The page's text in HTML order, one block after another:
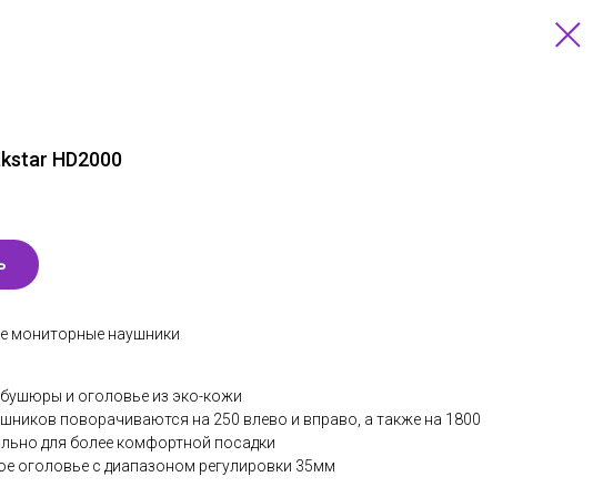
HD2000
мониторные наушники
и оголовье из эко-кожи
поворачиваются на 250 влево и вправо, а также на 1800
для более комфортной посадки
оголовье с диапазоном регулировки 35мм